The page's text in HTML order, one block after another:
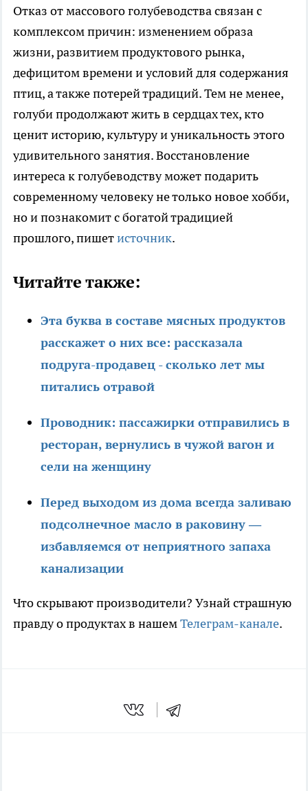
Отказ от массового голубеводства связан с
комплексом причин: изменением образа
жизни, развитием продуктового рынка,
дефицитом времени и условий для содержания
птиц, а также потерей традиций. Тем не менее,
голуби продолжают жить в сердцах тех, кто
ценит историю, культуру и уникальность этого
удивительного занятия. Восстановление
интереса к голубеводству может подарить
современному человеку не только новое хобби,
но и познакомит с богатой традицией
прошлого, пишетисточник.
Читайте также:
Эта буква в составе мясных продуктов
расскажет о них все: рассказала
подруга-продавец - сколько лет мы
питались отравой
Проводник: пассажирки отправились в
ресторан, вернулись в чужой вагон и
сели на женщину
Перед выходом из дома всегда заливаю
подсолнечное масло в раковину —
избавляемся от неприятного запаха
канализации
Что скрывают производители? Узнай страшную
правду о продуктах в нашемТелеграм-канале.